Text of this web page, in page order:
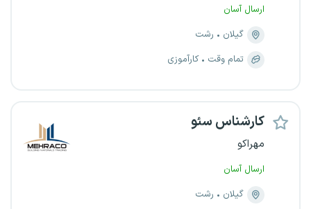
ارسال آسان
گیلان
رشت
تمام وقت
کارآموزی
کارشناس سئو
مهراکو
ارسال آسان
گیلان
رشت